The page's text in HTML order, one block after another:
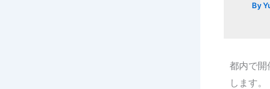
By
都内で開
します。